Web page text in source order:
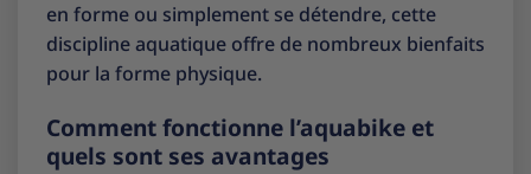
en forme ou simplement se détendre, cette
discipline aquatique offre de nombreux bienfaits
pour la forme physique.
Comment fonctionne l’aquabike et
quels sont ses avantages